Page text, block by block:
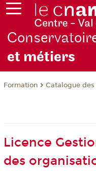
et métiers
Formation Catalogue
Licence
des